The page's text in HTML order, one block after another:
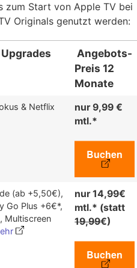
zum Start von Apple TV bei
Originals genutzt werden:
Angebots-
Preis 12
Monate
& Netflix
nur 9,99 €
mtl.*
Buchen
(ab +5,50€),
Go Plus +6€*,
Multiscreen
nur 14,99€
mtl.* (statt
19,99€)
Buchen